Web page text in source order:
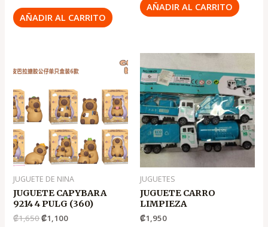
AÑADIR AL CARRITO
AÑADIR AL CARRITO
JUGUETE DE NINA
JUGUETE CAPYBARA
9214 4 PULG (360)
₡1,650
precio
original
era:
₡1,650
₡1,100
precio
actual
es:
.
₡1,100
JUGUETES
JUGUETE CARRO
LIMPIEZA
₡1,950